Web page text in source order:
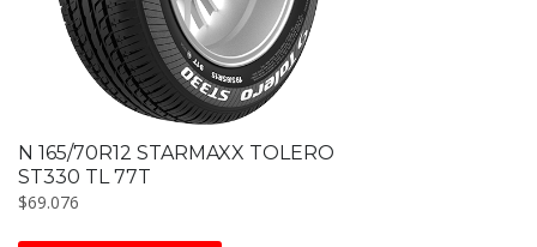
N 165/70R12 STARMAXX TOLERO
ST330 TL 77T
$69.076